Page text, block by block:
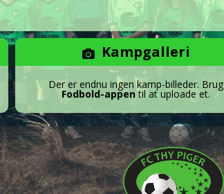
Kampgalleri
Der er endnu ingen kamp-billeder. Brug
Fodbold-appentil at uploade et.